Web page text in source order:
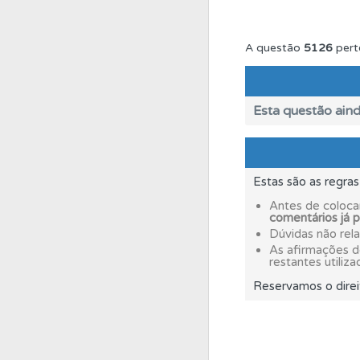
Ajuda Use os
Biblioteca
Consulte a
A questão 5126
Esta questão
Estas são as
Antes de
comentários já
Dúvidas não
As afirmações
restantes
Reservamos o